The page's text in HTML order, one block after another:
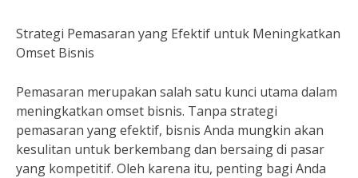
Strategi Pemasaran yang Efektif untuk Meningkatkan
Omset Bisnis
Pemasaran merupakan salah satu kunci utama dalam
meningkatkan omset bisnis. Tanpa strategi
pemasaran yang efektif, bisnis Anda mungkin akan
kesulitan untuk berkembang dan bersaing di pasar
yang kompetitif. Oleh karena itu, penting bagi Anda